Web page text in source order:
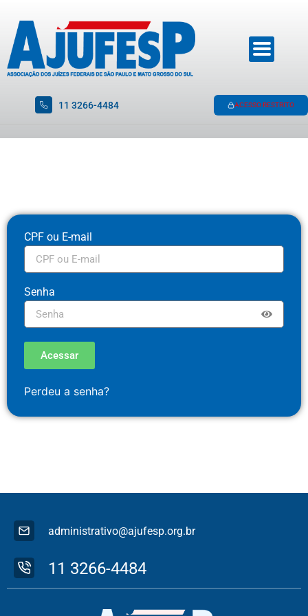
11 3266-4484 ACESSO RESTRITO
CPF ou E-mail
Senha
Acessar
Perdeu a senha?
administrativo@ajufesp.org.br
11 3266-4484